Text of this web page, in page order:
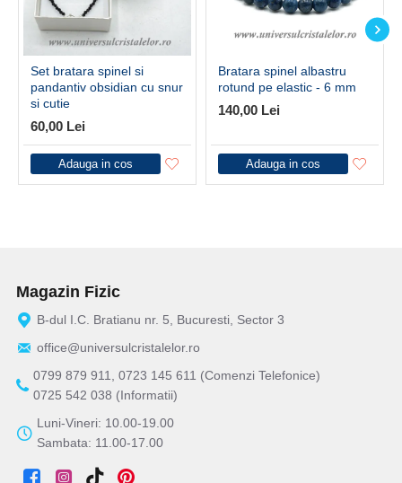
Set bratara spinel si
pandantiv obsidian cu snur
si cutie
60,00 Lei
Adauga in cos
Bratara spinel albastru
rotund pe elastic - 6 mm
140,00 Lei
Adauga in cos
Magazin Fizic
B-dul I.C. Bratianu nr. 5, Bucuresti, Sector 3
office@universulcristalelor.ro
0799 879 911, 0723 145 611 (Comenzi Telefonice)
0725 542 038 (Informatii)
Luni-Vineri: 10.00-19.00
Sambata: 11.00-17.00